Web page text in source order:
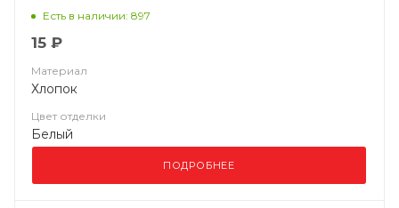
Есть в наличии: 897
15 ₽
Материал
Хлопок
Цвет отделки
Белый
ПОДРОБНЕЕ